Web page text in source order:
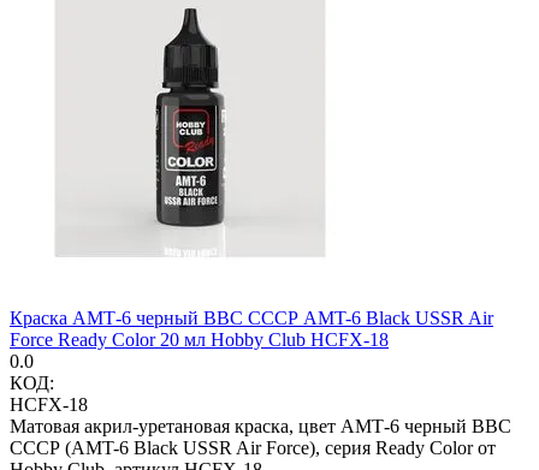
Краска АМТ-6 черный ВВС СССР AMT-6 Black USSR Air
Force Ready Color 20 мл Hobby Club HCFX-18
0.0
КОД:
HCFX-18
Матовая акрил-уретановая краска, цвет АМТ-6 черный ВВС
СССР (AMT-6 Black USSR Air Force), серия Ready Color от